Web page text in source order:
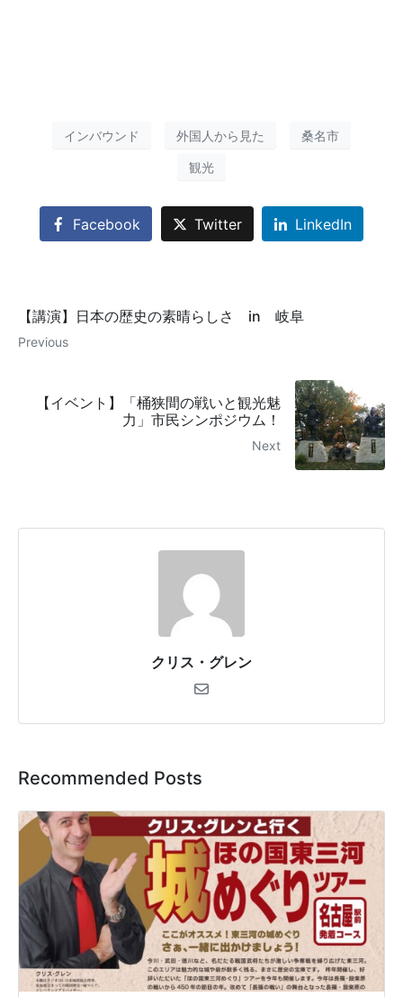
インバウンド 外国人から見た 桑名市
観光
Facebook Twitter LinkedIn
【講演】日本の歴史の素晴らしさ in 岐阜
Previous
【イベント】「桶狭間の戦いと観光魅
力」市民シンポジウム！
Next
クリス・グレン
Recommended Posts